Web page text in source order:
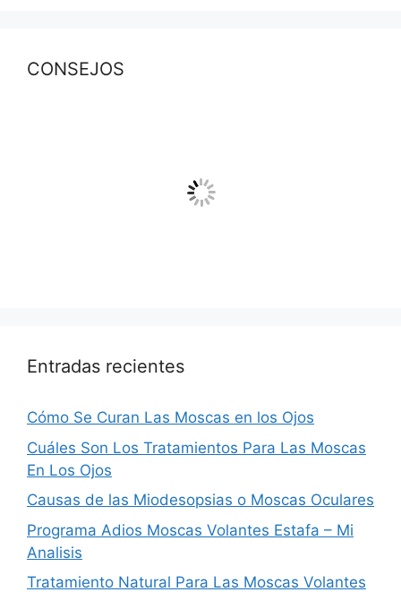
CONSEJOS
Entradas recientes
Cómo Se Curan Las Moscas en los Ojos
Cuáles Son Los Tratamientos Para Las Moscas
En Los Ojos
Causas de las Miodesopsias o Moscas Oculares
Programa Adios Moscas Volantes Estafa – Mi
Analisis
Tratamiento Natural Para Las Moscas Volantes